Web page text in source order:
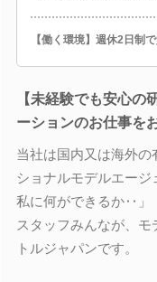
【働く環境】週休2日制
【未経験でも安心の
ーションのお仕事を
当社は国内又は海外
ショナルモデルエー
私に何ができるか‥」
スタッフみんなが、
トルジャパンです。